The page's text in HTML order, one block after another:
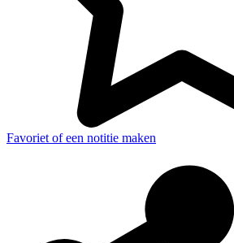
Favoriet of een notitie maken